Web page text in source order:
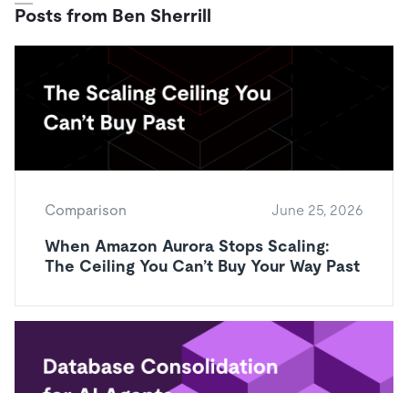
Integrations
TiSpark
OSS Insight
運用インテリジェンスの活用
MySQLワークロードの近代化
Build GenAI Applications
Discord Community
PingCAP University
TiDB Labs 認定資格試験
Trust Hub
お客様のデータの機密性、可用性、安全性について紹介し
会社概要
会社案内
お問い合わせ
無料で始める
Posts from Ben Sherrill
Comparison June 25, 2026
When Amazon Aurora Stops Scaling:
The Ceiling You Can’t Buy Your Way Past